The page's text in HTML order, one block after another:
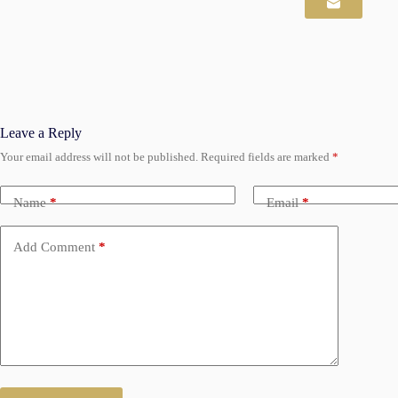
Leave a Reply
Your email address will not be published. Required fields are marked *
Name* Email*
Add Comment *